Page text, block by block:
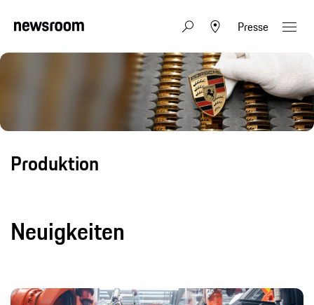
Presse
Produktion
Neuigkeiten